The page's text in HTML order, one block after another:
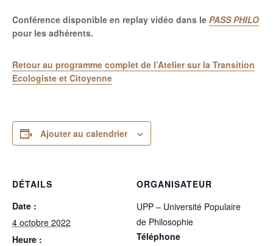
Conférence disponible en replay vidéo dans le PASS PHILO
pour les adhérents.
Retour au programme complet de l’Atelier sur la Transition
Ecologiste et Citoyenne
Ajouter au calendrier
DÉTAILS
Date :
4 octobre 2022
Heure :
ORGANISATEUR
UPP – Université Populaire
de Philosophie
Téléphone